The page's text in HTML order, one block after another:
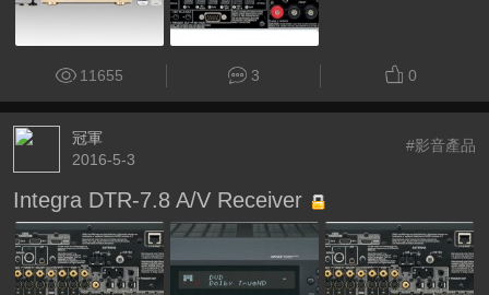
11655 3 0
冠軍
2016-5-3
#影音產品
Integra DTR-7.8 A/V Receiver